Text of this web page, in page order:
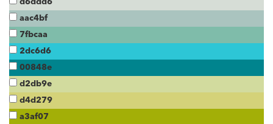
aac4bf
7fbcaa
2dc6d6
00848e
d2db9e
d4d279
a3af07